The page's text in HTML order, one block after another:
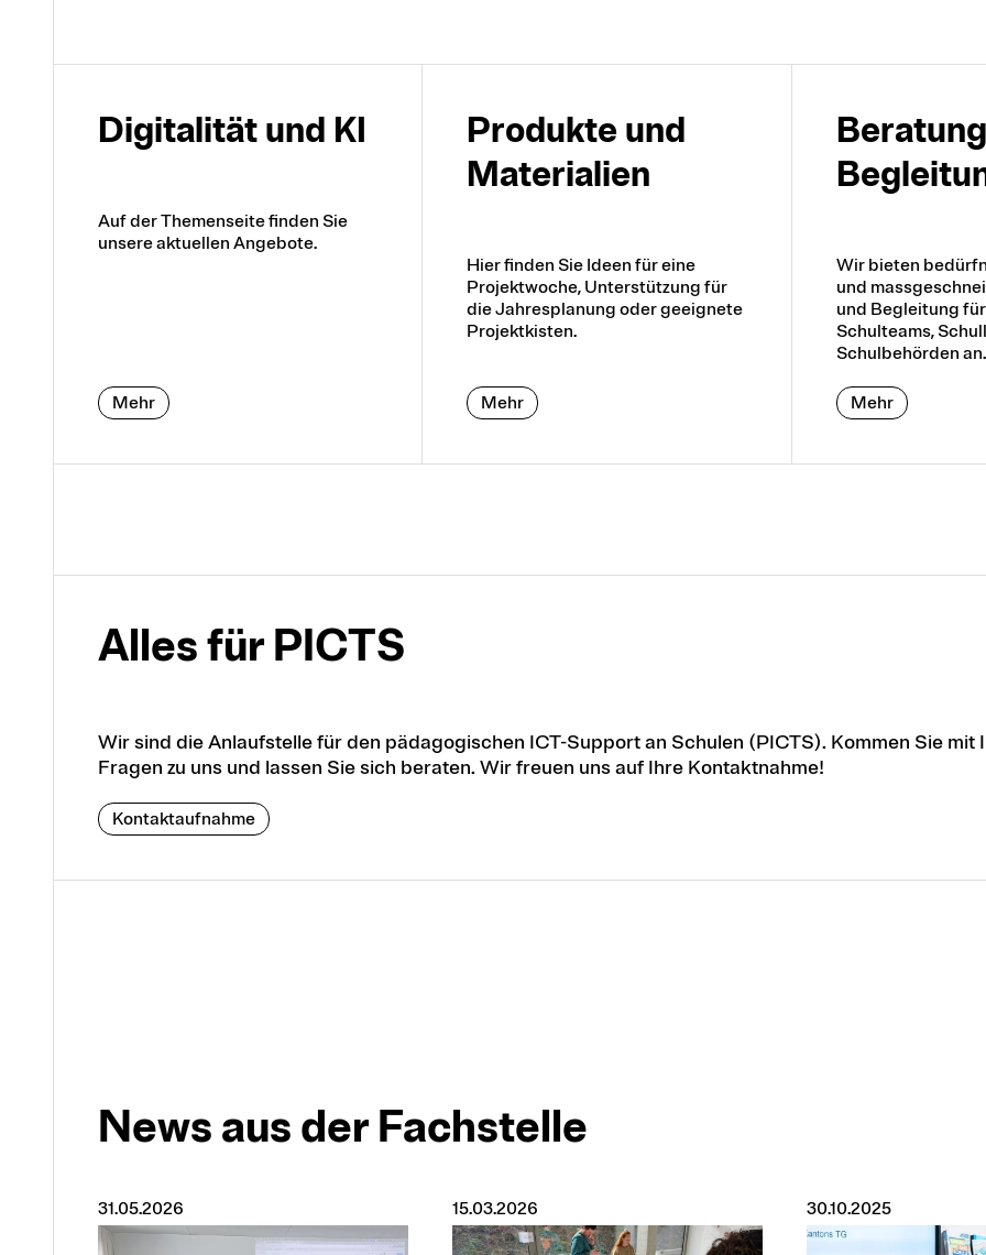
Di­gi­tali­tät und KI
Auf der Themenseite finden Sie
unsere aktuellen Angebote.
Mehr
Pro­dukte und
Ma­ter­ia­lien
Hier finden Sie Ideen für eine
Projektwoche, Unterstützung für
die Jahresplanung oder geeignete
Projektkisten.
Mehr
Wir bieten
und
und Begleitung
Schulteams,
Schulbehörden an.
Mehr
Alles für PICTS
Wir sind die Anlaufstelle für den pädagogischen ICT-Support an Schulen (PICTS). Kommen Sie mit
Fragen zu uns und lassen Sie sich beraten. Wir freuen uns auf Ihre Kontaktnahme!
Kontaktaufnahme
News aus der Fachstelle
31.05.2026 15.03.2026 30.10.2025